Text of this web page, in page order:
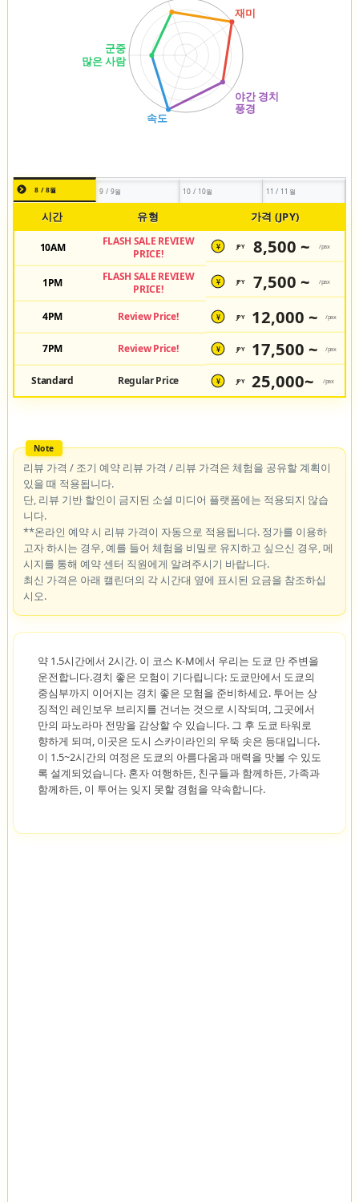
8 / 8월 9 / 9월 10 / 10월 11 / 11월
시간 유형 가격 (JPY)
10AM
FLASH SALE REVIEW
PRICE!
¥ JPY 8,500 ~ /pax
1PM
FLASH SALE REVIEW
PRICE!
¥ JPY 7,500 ~ /pax
4PM Review Price! ¥ JPY 12,000 ~ /pax
7PM Review Price! ¥ JPY 17,500 ~ /pax
Standard Regular Price ¥ JPY 25,000~ /pax
리뷰 가격 / 조기 예약 리뷰 가격 / 리뷰 가격은 체험을 공유할 계획이
있을 때 적용됩니다.
단, 리뷰 기반 할인이 금지된 소셜 미디어 플랫폼에는 적용되지 않습
니다.
**온라인 예약 시 리뷰 가격이 자동으로 적용됩니다. 정가를 이용하
고자 하시는 경우, 예를 들어 체험을 비밀로 유지하고 싶으신 경우, 메
시지를 통해 예약 센터 직원에게 알려주시기 바랍니다.
최신 가격은 아래 캘린더의 각 시간대 옆에 표시된 요금을 참조하십
시오.
약 1.5시간에서 2시간. 이 코스 K-M에서 우리는 도쿄 만 주변을
운전합니다.경치 좋은 모험이 기다립니다: 도쿄만에서 도쿄의
중심부까지 이어지는 경치 좋은 모험을 준비하세요. 투어는 상
징적인 레인보우 브리지를 건너는 것으로 시작되며, 그곳에서
만의 파노라마 전망을 감상할 수 있습니다. 그 후 도쿄 타워로
향하게 되며, 이곳은 도시 스카이라인의 우뚝 솟은 등대입니다.
이 1.5~2시간의 여정은 도쿄의 아름다움과 매력을 맛볼 수 있도
록 설계되었습니다. 혼자 여행하든, 친구들과 함께하든, 가족과
함께하든, 이 투어는 잊지 못할 경험을 약속합니다.